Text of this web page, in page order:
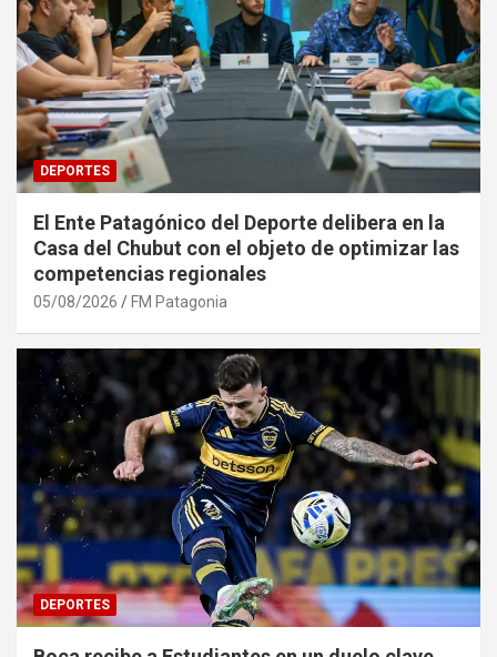
DEPORTES
El Ente Patagónico del Deporte delibera en la
Casa del Chubut con el objeto de optimizar las
competencias regionales
05/08/2026 FM Patagonia
DEPORTES